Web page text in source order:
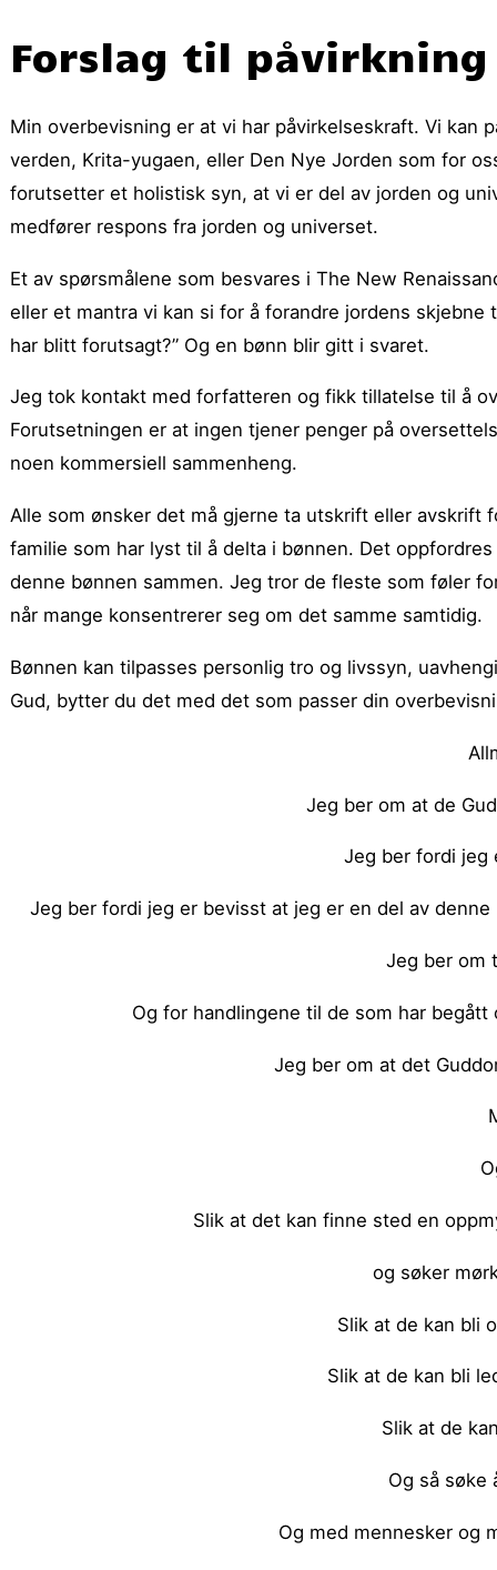
Forslag til påvirkning
Min overbevisning er at vi har påvirkelseskraft. Vi kan
verden, Krita-yugaen, eller Den Nye Jorden som for
forutsetter et holistisk syn, at vi er del av jorden og
medfører respons fra jorden og universet.
Et av spørsmålene som besvares i The New
eller et mantra vi kan si for å forandre jordens
har blitt forutsagt?” Og en bønn blir gitt i svaret.
Jeg tok kontakt med forfatteren og fikk tillatelse til å
Forutsetningen er at ingen tjener penger på
noen kommersiell sammenheng.
Alle som ønsker det må gjerne ta utskrift eller avskrift
familie som har lyst til å delta i bønnen. Det
denne bønnen sammen. Jeg tror de fleste som føler
når mange konsentrerer seg om det samme samtidig.
Bønnen kan tilpasses personlig tro og livssyn,
Gud, bytter du det med det som passer din
Jeg ber om at de
Jeg ber fordi jeg
Jeg ber fordi jeg er bevisst at jeg er en del av
Jeg ber om
Og for handlingene til de som har
Jeg ber om at det
Slik at det kan finne sted en
og søker
Slik at de kan bli
Slik at de kan bli
Slik at de
Og så søke
Og med mennesker og